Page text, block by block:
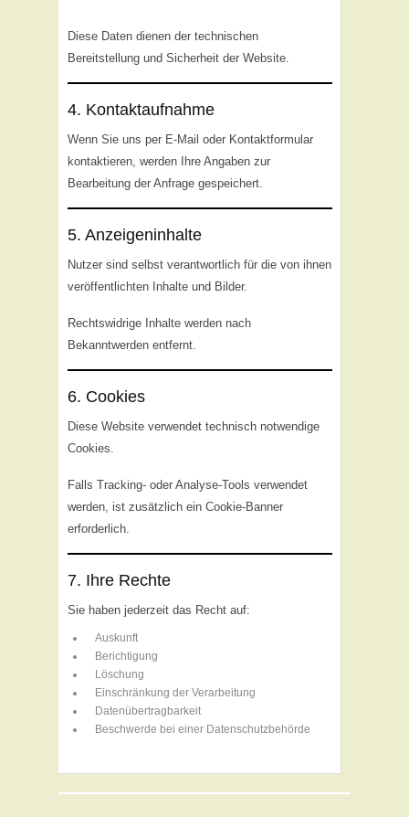
Diese Daten dienen der technischen
Bereitstellung und Sicherheit der Website.
4. Kontaktaufnahme
Wenn Sie uns per E-Mail oder Kontaktformular
kontaktieren, werden Ihre Angaben zur
Bearbeitung der Anfrage gespeichert.
5. Anzeigeninhalte
Nutzer sind selbst verantwortlich für die von ihnen
veröffentlichten Inhalte und Bilder.
Rechtswidrige Inhalte werden nach
Bekanntwerden entfernt.
6. Cookies
Diese Website verwendet technisch notwendige
Cookies.
Falls Tracking- oder Analyse-Tools verwendet
werden, ist zusätzlich ein Cookie-Banner
erforderlich.
7. Ihre Rechte
Sie haben jederzeit das Recht auf:
Auskunft
Berichtigung
Löschung
Einschränkung der Verarbeitung
Datenübertragbarkeit
Beschwerde bei einer Datenschutzbehörde